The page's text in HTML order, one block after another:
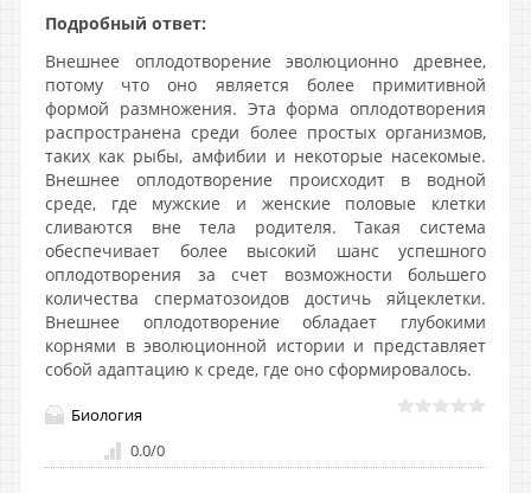
Подробный ответ:
Внешнее оплодотворение эволюционно древнее,
потому что оно является более примитивной
формой размножения. Эта форма оплодотворения
распространена среди более простых организмов,
таких как рыбы, амфибии и некоторые насекомые.
Внешнее оплодотворение происходит в водной
среде, где мужские и женские половые клетки
сливаются вне тела родителя. Такая система
обеспечивает более высокий шанс успешного
оплодотворения за счет возможности большего
количества сперматозоидов достичь яйцеклетки.
Внешнее оплодотворение обладает глубокими
корнями в эволюционной истории и представляет
собой адаптацию к среде, где оно сформировалось.
Биология
0.0/0